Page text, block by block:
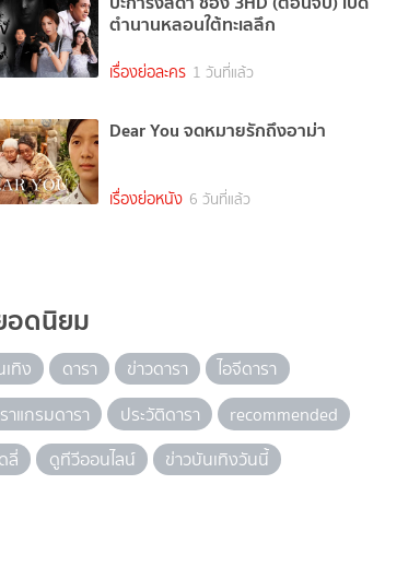
ตำนานหลอนใต้ทะเลลึก
เรื่องย่อละคร 1 วันที่แล้ว
Dear You จดหมายรักถึงอาม่า
เรื่องย่อหนัง 6 วันที่แล้ว
อดนิยม
ทิง ดารา ข่าวดารา
ไอจีดารา
าแกรมดารา
ประวัติดารา
recommended
ลี่
ดูทีวีออนไลน์ ข่าวบันเทิงวันนี้